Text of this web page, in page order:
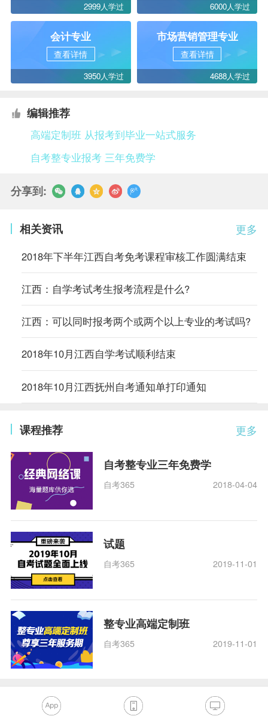
2999人学过 6000人学过
会计专业
查看详情
3950人学过
市场营销管理专业
查看详情
4688人学过
编辑推荐
高端定制班 从报考到毕业一站式服务
自考整专业报考 三年免费学
分享到:
更多
相关资讯
2018年下半年江西自考免考课程审核工作圆满结束
江西：自学考试考生报考流程是什么?
江西：可以同时报考两个或两个以上专业的考试吗?
2018年10月江西自学考试顺利结束
2018年10月江西抚州自考通知单打印通知
更多
课程推荐
自考整专业三年免费学
自考365 2018-04-04
试题
自考365 2019-11-01
整专业高端定制班
自考365 2019-11-01